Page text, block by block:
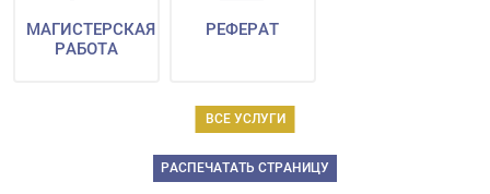
ВСЕ УСЛУГИ
МАГИСТЕРСКАЯ
РАБОТА
РЕФЕРАТ
РАСПЕЧАТАТЬ СТРАНИЦУ